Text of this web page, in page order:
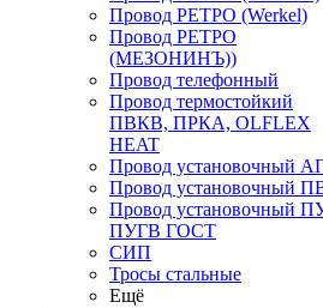
Провод РЕТРО (Werkel)
Провод РЕТРО
(МЕЗОНИНЪ))
Провод телефонный
Провод термостойкий
ПВКВ, ПРКА, OLFLEX
HEAT
Провод установочный
Провод установочный
Провод установочный
ПУГВ ГОСТ
СИП
Тросы стальные
Ещё